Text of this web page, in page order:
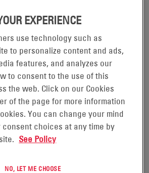
EXPERIENCE
use technology such as
to personalize content and ads,
features, and analyzes our
to consent to the use of this
the web. Click on our Cookies
of the page for more information
You can change your mind
choices at any time by
See Policy
NO, LET ME CHOOSE